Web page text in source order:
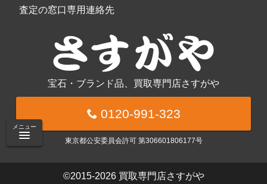
メニュー
査定の窓口専用連絡先
宝石・ブランド品、買取専門店さすがや
0120-991-323
東京都公安委員会許可 第306601806177号
©2015-2026 買取専門店さすがや